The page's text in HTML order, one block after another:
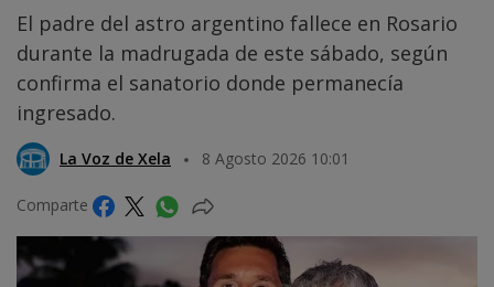
El padre del astro argentino fallece en Rosario
durante la madrugada de este sábado, según
confirma el sanatorio donde permanecía
ingresado.
La Voz de Xela 8 Agosto 2026 10:01
Comparte